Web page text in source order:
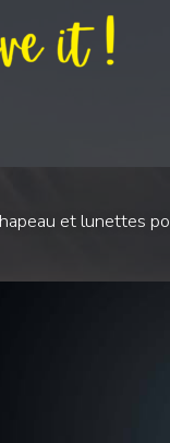
et lunettes